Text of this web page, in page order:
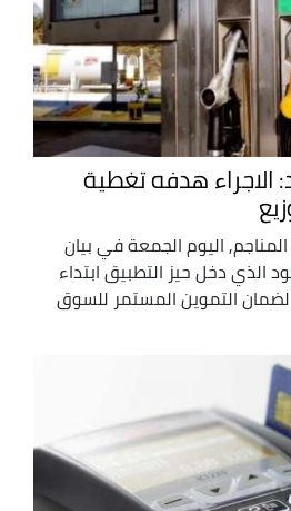
الاجراء هدفه تغطية
اليوم الجمعة في بيان
الذي دخل حيز التطبيق ابتداء
التموين المستمر للسوق